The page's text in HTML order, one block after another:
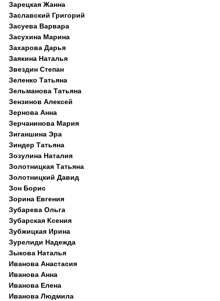
Зарецкая Жанна
Заславский Григорий
Засуева Варвара
Засухина Марина
Захарова Дарья
Заякина Наталья
Звездин Степан
Зеленко Татьяна
Зельманова Татьяна
Зензинов Алексей
Зернова Анна
Зерчанинова Мария
Зиганшина Эра
Зиндер Татьяна
Зозулина Наталия
Золотницкая Татьяна
Золотницкий Давид
Зон Борис
Зорина Евгения
Зубарева Ольга
Зубарская Ксения
Зубжицкая Ирина
Зурелиди Надежда
Зыкова Наталья
Иванова Анастасия
Иванова Анна
Иванова Елена
Иванова Людмила